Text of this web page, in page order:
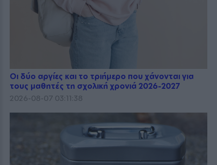
Οι δύο αργίες και το τριήμερο που χάνονται για
τους μαθητές τη σχολική χρονιά 2026-2027
2026-08-07 03:11:38